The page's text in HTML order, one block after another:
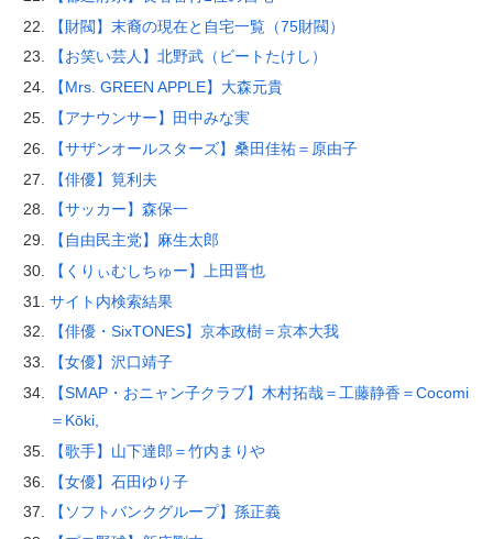
【財閥】末裔の現在と自宅一覧（75財閥）
【お笑い芸人】北野武（ビートたけし）
【Mrs. GREEN APPLE】大森元貴
【アナウンサー】田中みな実
【サザンオールスターズ】桑田佳祐＝原由子
【俳優】筧利夫
【サッカー】森保一
【自由民主党】麻生太郎
【くりぃむしちゅー】上田晋也
サイト内検索結果
【俳優・SixTONES】京本政樹＝京本大我
【女優】沢口靖子
【SMAP・おニャン子クラブ】木村拓哉＝工藤静香＝Cocomi
＝Kōki,
【歌手】山下達郎＝竹内まりや
【女優】石田ゆり子
【ソフトバンクグループ】孫正義